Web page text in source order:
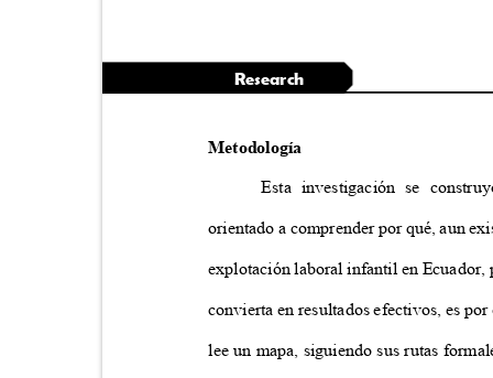
Research
Metodología
Esta investigación se
orientado a comprender por qué, aun
explotación laboral infantil en Ecuador,
convierta en resultados efectivos, es
lee un mapa, siguiendo sus rutas